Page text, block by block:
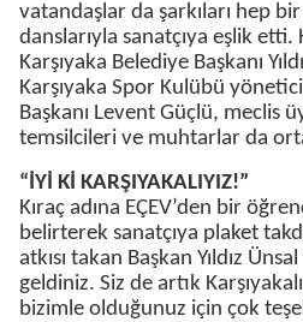
vatandaşlar da şarkıları hep
danslarıyla sanatçıya eşlik
Karşıyaka Belediye Başkanı
Karşıyaka Spor Kulübü
Başkanı Levent Güçlü, meclis
temsilcileri ve muhtarlar da
“İYİ Kİ KARŞIYAKALIYIZ!”
Kıraç adına EÇEV’den bir
belirterek sanatçıya plaket
atkısı takan Başkan Yıldız
geldiniz. Siz de artık Karşıyakalı
bizimle olduğunuz için çok